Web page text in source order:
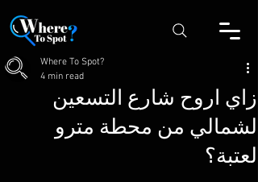
ازاي اروح شارع التسعين
الشمالي من محطة مترو
العتبة؟
Where To Spot?
4 min read